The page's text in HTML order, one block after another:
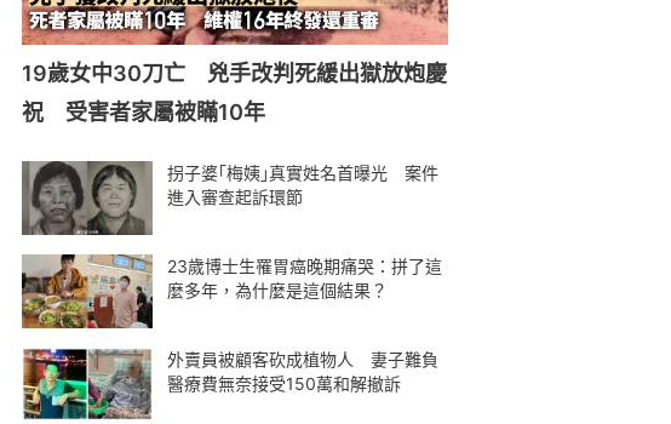
19歲女中30刀亡 兇手改判死緩出獄放炮慶
祝 受害者家屬被瞞10年
拐子婆｢梅姨｣真實姓名首曝光 案件
進入審查起訴環節
23歲博士生罹胃癌晚期痛哭：拼了這
麼多年，為什麼是這個結果？
外賣員被顧客砍成植物人 妻子難負
醫療費無奈接受150萬和解撤訴